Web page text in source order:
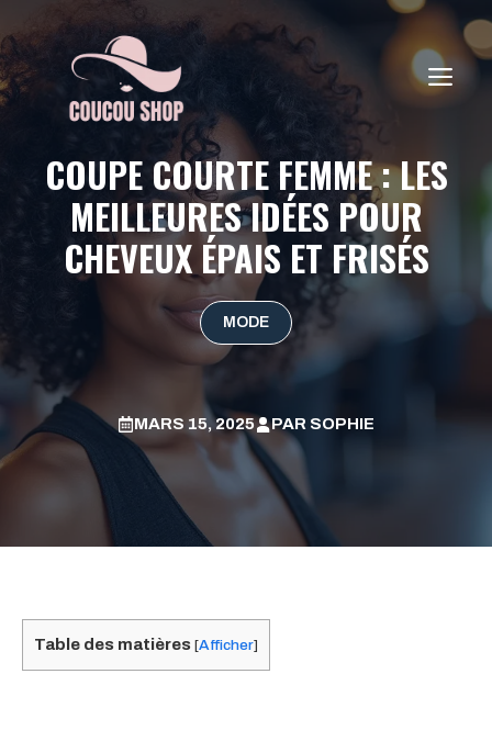
au
contenu
COUPE COURTE FEMME : LES
MEILLEURES IDÉES POUR
CHEVEUX ÉPAIS ET FRISÉS
MODE
MARS 15, 2025 PAR SOPHIE
Table des matières [Afficher]